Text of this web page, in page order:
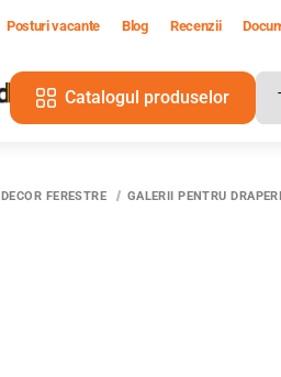
Posturi vacante Blog Recenzii
Catalogul produselor
DECOR FERESTRE GALERII PENTRU